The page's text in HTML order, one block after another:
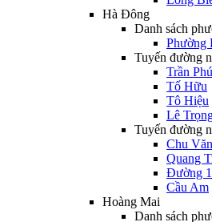
Hà Đông
Danh sách
Phường
Tuyến đường
Trần Phú
Tố Hữu
Tô Hiệu
Lê
Tuyến đường
Chu
Quang
Đường
Cầu Am
Hoàng Mai
Danh sách